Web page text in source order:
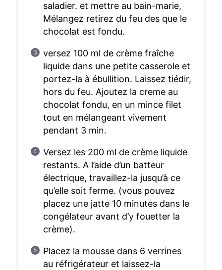
saladier. et mettre au bain-marie,
Mélangez retirez du feu des que le
chocolat est fondu.
versez 100 ml de crème fraîche
liquide dans une petite casserole et
portez-la à ébullition. Laissez tiédir,
hors du feu. Ajoutez la creme au
chocolat fondu, en un mince filet
tout en mélangeant vivement
pendant 3 min.
Versez les 200 ml de crème liquide
restants. A l’aide d’un batteur
électrique, travaillez-la jusqu’à ce
qu’elle soit ferme. (vous pouvez
placez une jatte 10 minutes dans le
congélateur avant d’y fouetter la
crème).
Placez la mousse dans 6 verrines
au réfrigérateur et laissez-la